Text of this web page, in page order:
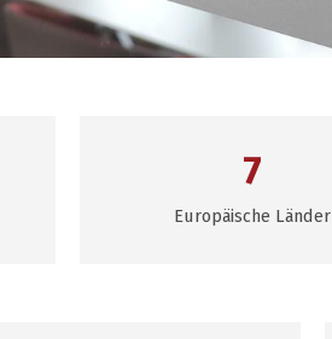
7
Europäische Länder